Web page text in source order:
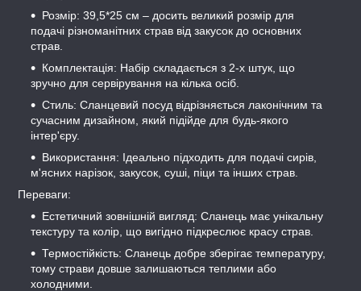
Розмір: 39,5*25 см – досить великий розмір для
подачі різноманітних страв від закусок до основних
страв.
Комплектація: Набір складається з 2-х штук, що
зручно для сервірування на кілька осіб.
Стиль: Сланцевий посуд відрізняється лаконічним та
сучасним дизайном, який підійде для будь-якого
інтер'єру.
Використання: Ідеально підходить для подачі сирів,
м'ясних нарізок, закусок, суші, піци та інших страв.
Переваги:
Естетичний зовнішній вигляд: Сланець має унікальну
текстуру та колір, що вигідно підкреслює красу страв.
Термостійкість: Сланець добре зберігає температуру,
тому страви довше залишаються теплими або
холодними.